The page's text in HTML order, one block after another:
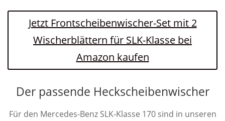
Jetzt Frontscheibenwischer-Set mit 2
Wischerblättern für SLK-Klasse bei
Amazon kaufen
Der passende Heckscheibenwischer
Für den Mercedes-Benz SLK-Klasse 170 sind in unseren